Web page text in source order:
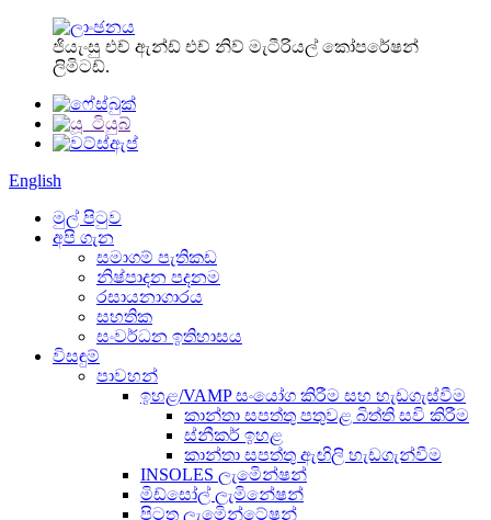
ජියැංසු එච් ඇන්ඩ් එච් නිව් මැටීරියල් කෝපරේෂන්
ලිමිටඩ්.
English
මුල් පිටුව
අපි ගැන
සමාගම් පැතිකඩ
නිෂ්පාදන පදනම
රසායනාගාරය
සහතික
සංවර්ධන ඉතිහාසය
විසඳුම්
පාවහන්
ඉහළ/VAMP සංයෝග කිරීම සහ හැඩගැස්වීම
කාන්තා සපත්තු පතුවළ බිත්ති සවි කිරීම
ස්නීකර් ඉහළ
කාන්තා සපත්තු ඇඟිලි හැඩගැන්වීම
INSOLES ලැමිෙන්ෂන්
මිඩ්සෝල් ලැමිනේෂන්
පිටත ලැමිෙන්ටේෂන්